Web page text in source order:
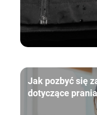
Jak pozbyć się
dotyczące